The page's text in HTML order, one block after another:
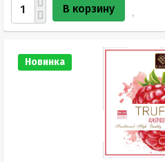
В корзину
Новинка